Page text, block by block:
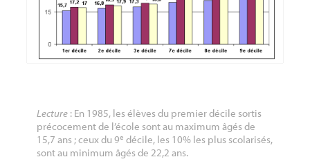
Lecture : En 1985, les élèves du premier décile sortis
précocement de l’école sont au maximum âgés de
15,7 ans ; ceux du 9e décile, les 10% les plus scolarisés,
sont au minimum âgés de 22,2 ans.